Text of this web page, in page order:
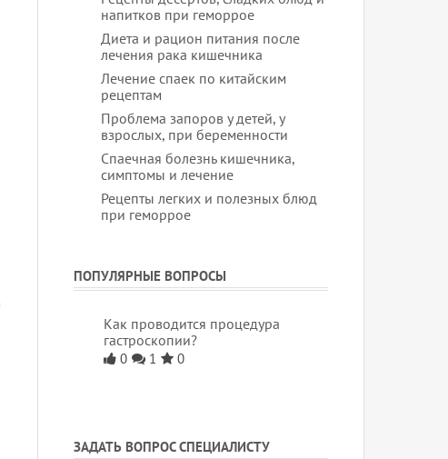
напитков при геморрое
Диета и рацион питания после
лечения рака кишечника
Лечение спаек по китайским
рецептам
Проблема запоров у детей, у
взрослых, при беременности
Спаечная болезнь кишечника,
симптомы и лечение
Рецепты легких и полезных блюд
при геморрое
ПОПУЛЯРНЫЕ ВОПРОСЫ
Как проводится процедура
гастроскопии?
0 1 0
ЗАДАТЬ ВОПРОС СПЕЦИАЛИСТУ